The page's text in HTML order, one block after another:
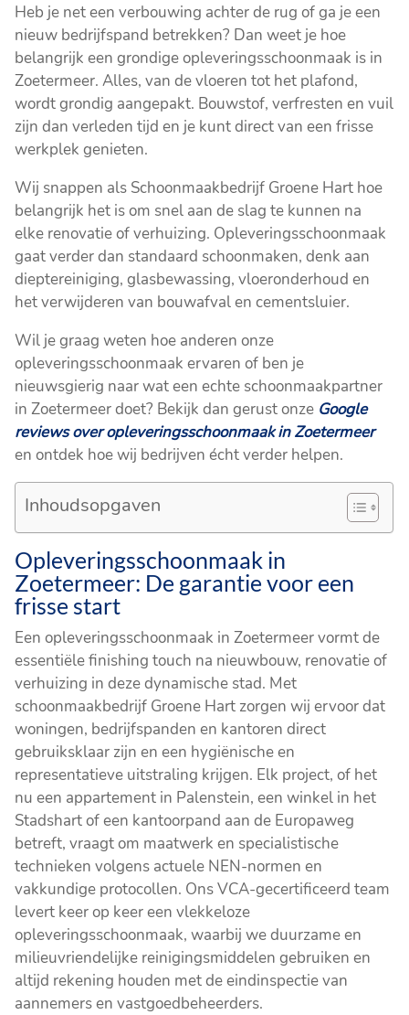
Heb je net een verbouwing achter de rug of ga je een
nieuw bedrijfspand betrekken? Dan weet je hoe
belangrijk een grondige opleveringsschoonmaak is in
Zoetermeer. Alles, van de vloeren tot het plafond,
wordt grondig aangepakt. Bouwstof, verfresten en vuil
zijn dan verleden tijd en je kunt direct van een frisse
werkplek genieten.
Wij snappen als Schoonmaakbedrijf Groene Hart hoe
belangrijk het is om snel aan de slag te kunnen na
elke renovatie of verhuizing. Opleveringsschoonmaak
gaat verder dan standaard schoonmaken, denk aan
dieptereiniging, glasbewassing, vloeronderhoud en
het verwijderen van bouwafval en cementsluier.
Wil je graag weten hoe anderen onze
opleveringsschoonmaak ervaren of ben je
nieuwsgierig naar wat een echte schoonmaakpartner
in Zoetermeer doet? Bekijk dan gerust onze Google
reviews over opleveringsschoonmaak in Zoetermeer
en ontdek hoe wij bedrijven écht verder helpen.
Inhoudsopgaven
Opleveringsschoonmaak in
Zoetermeer: De garantie voor een
frisse start
Een opleveringsschoonmaak in Zoetermeer vormt de
essentiële finishing touch na nieuwbouw, renovatie of
verhuizing in deze dynamische stad. Met
schoonmaakbedrijf Groene Hart zorgen wij ervoor dat
woningen, bedrijfspanden en kantoren direct
gebruiksklaar zijn en een hygiënische en
representatieve uitstraling krijgen. Elk project, of het
nu een appartement in Palenstein, een winkel in het
Stadshart of een kantoorpand aan de Europaweg
betreft, vraagt om maatwerk en specialistische
technieken volgens actuele NEN-normen en
vakkundige protocollen. Ons VCA-gecertificeerd team
levert keer op keer een vlekkeloze
opleveringsschoonmaak, waarbij we duurzame en
milieuvriendelijke reinigingsmiddelen gebruiken en
altijd rekening houden met de eindinspectie van
aannemers en vastgoedbeheerders.